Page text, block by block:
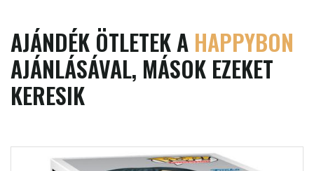
AJÁNDÉK ÖTLETEK A HAPPYBON
AJÁNLÁSÁVAL, MÁSOK EZEKET
KERESIK